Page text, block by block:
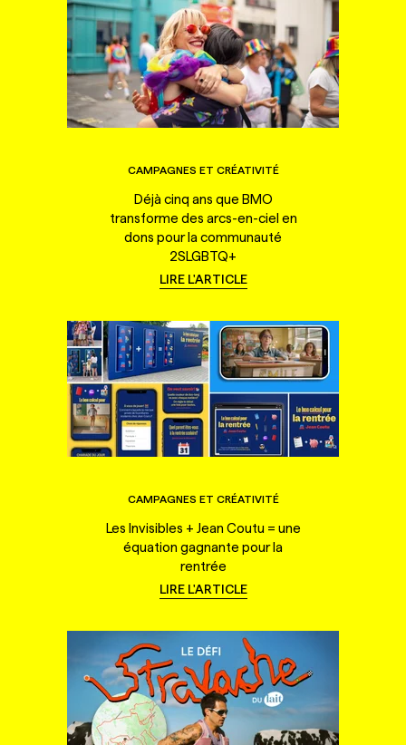
CAMPAGNES ET CRÉATIVITÉ
Déjà cinq ans que BMO
transforme des arcs-en-ciel en
dons pour la communauté
2SLGBTQ+
LIRE L'ARTICLE
CAMPAGNES ET CRÉATIVITÉ
Les Invisibles + Jean Coutu = une
équation gagnante pour la
rentrée
LIRE L'ARTICLE